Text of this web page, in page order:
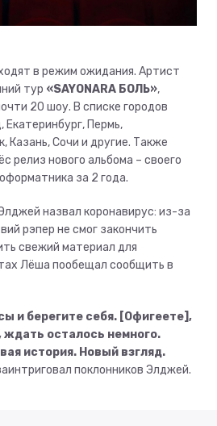
в режим ожидания. Артист
тур «SAYONARA БОЛЬ»,
20 шоу. В списке городов
Пермь,
Казань, Сочи и другие. Также
релиз нового альбома – своего
за 2 года.
назвал коронавирус: из-за
рэпер не смог закончить
свежий материал для
Лёша пообещал сообщить в
и берегите себя. [Офигеете],
ждать осталось немного.
история. Новый взгляд.
поклонников Элджей.